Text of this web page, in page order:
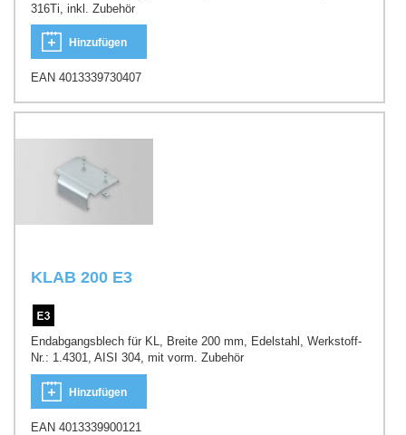
316Ti, inkl. Zubehör
Hinzufügen
EAN 4013339730407
KLAB 200 E3
Endabgangsblech für KL, Breite 200 mm, Edelstahl, Werkstoff-
Nr.: 1.4301, AISI 304, mit vorm. Zubehör
Hinzufügen
EAN 4013339900121